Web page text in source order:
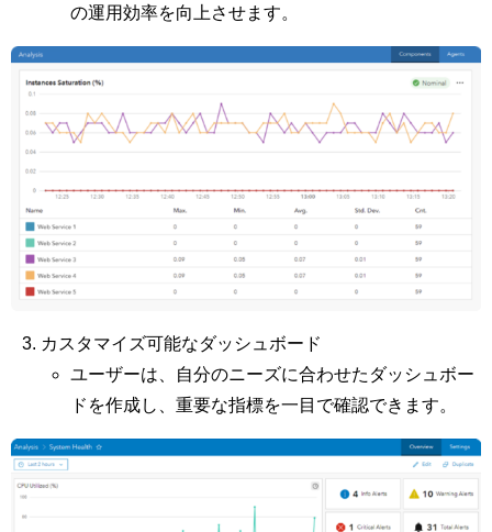
の運用効率を向上させます。
カスタマイズ可能なダッシュボード
ユーザーは、自分のニーズに合わせたダッシュボー
ドを作成し、重要な指標を一目で確認できます。